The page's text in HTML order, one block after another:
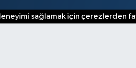
sağlamak için çerezlerden